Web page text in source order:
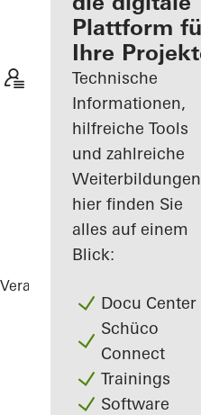
Mein
Arbeitsplatz
Plattform
Ihre
Technische
Informationen,
hilfreiche Tools
und zahlreiche
hier finden Sie
alles auf einem
Blick:
Docu Center
Schüco
Connect
Trainings
Software
Verarbeiter